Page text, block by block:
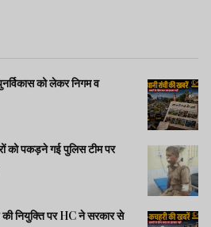
को लेकर निगम व
को पकड़ने गई पुलिस टीम पर
की नियुक्ति पर HC ने सरकार से